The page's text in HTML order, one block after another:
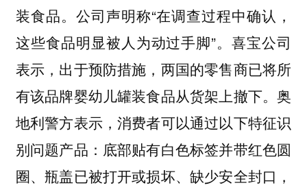
装食品。公司声明称“在调查过程中确认，
这些食品明显被人为动过手脚”。喜宝公司
表示，出于预防措施，两国的零售商已将所
有该品牌婴幼儿罐装食品从货架上撤下。奥
地利警方表示，消费者可以通过以下特征识
别问题产品：底部贴有白色标签并带红色圆
圈、瓶盖已被打开或损坏、缺少安全封口，